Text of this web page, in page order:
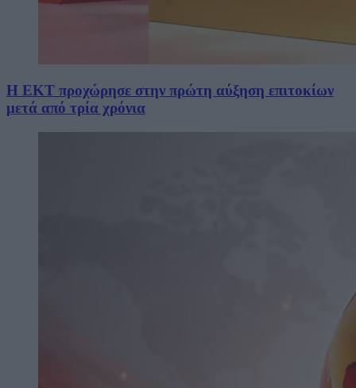
Η ΕΚΤ προχώρησε στην πρώτη αύξηση επιτοκίων
μετά από τρία χρόνια